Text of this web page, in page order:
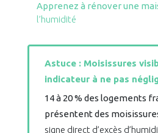
Apprenez à rénover une
l’humidité
Astuce : Moisissures
indicateur à ne pas
14 à 20 % des logements
présentent des
signe direct d’excès